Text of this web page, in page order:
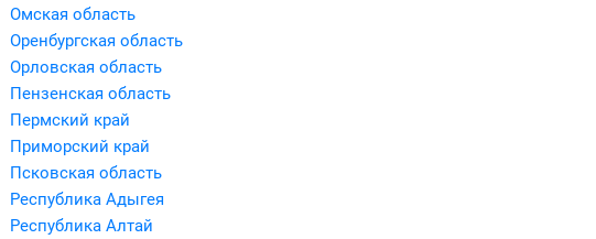
Омская область
Оренбургская область
Орловская область
Пензенская область
Пермский край
Приморский край
Псковская область
Республика Адыгея
Республика Алтай